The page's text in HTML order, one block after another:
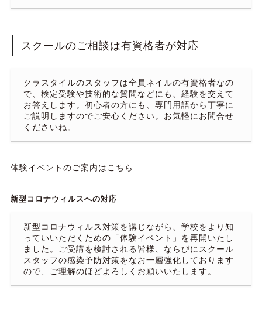
スクールのご相談は有資格者が対応
クラスタイルのスタッフは全員ネイルの有資格者なの
で、検定受験や技術的な質問などにも、経験を交えて
お答えします。初心者の方にも、専門用語から丁寧に
ご説明しますのでご安心ください。お気軽にお問合せ
くださいね。
体験イベントのご案内はこちら
新型コロナウィルスへの対応
新型コロナウィルス対策を講じながら、学校をより知
っていいただくための「体験イベント」を再開いたし
ました。ご受講を検討される皆様、ならびにスクール
スタッフの感染予防対策をなお一層強化しております
ので、ご理解のほどよろしくお願いいたします。